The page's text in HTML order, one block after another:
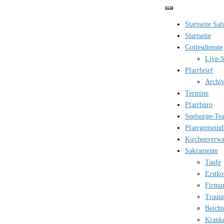
Startseite
Startseite
Gottesdienste
Live-
Pfarrbrief
Termine
Pfarrbüro
Seelsorge-
Sakramente
Taufe